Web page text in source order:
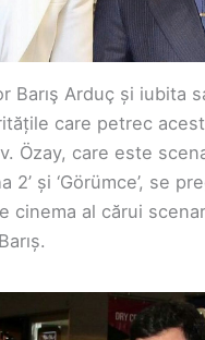
Barış Arduç și iubita
care petrec
Özay, care este
2’ și ‘Görümce’, se
cinema al cărui